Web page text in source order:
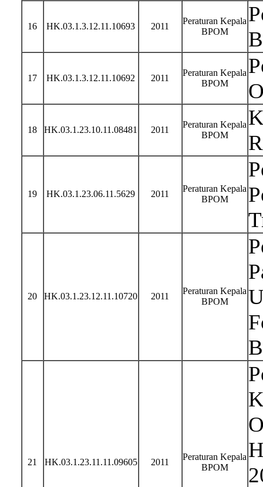
16 HK.03.1.3.12.11.10693 2011
Peraturan Kepala
BPOM
17 HK.03.1.3.12.11.10692 2011
Peraturan Kepala
BPOM
18 HK.03.1.23.10.11.08481 2011
Peraturan Kepala
BPOM
19 HK.03.1.23.06.11.5629 2011
Peraturan Kepala
BPOM
20 HK.03.1.23.12.11.10720 2011
Peraturan Kepala
BPOM
21 HK.03.1.23.11.11.09605 2011
Peraturan Kepala
BPOM